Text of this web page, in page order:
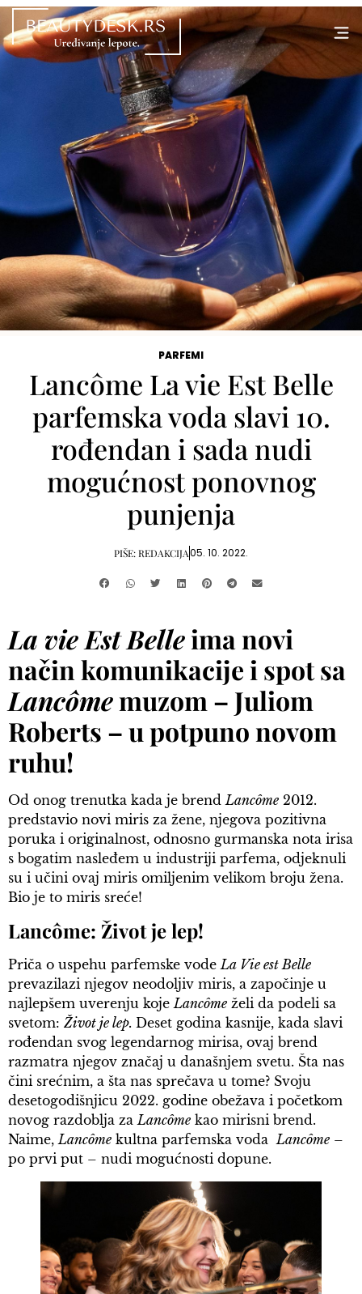
PARFEMI
Lancôme La vie Est Belle
parfemska voda slavi 10.
rođendan i sada nudi
mogućnost ponovnog
punjenja
PIŠE:REDAKCIJA05. 10. 2022.
La vie Est Belleima novi
način komunikacije i spot sa
Lancômemuzom – Juliom
Roberts – u potpuno novom
ruhu!
Od onog trenutka kada je brendLancôme 2012.
predstavio novi miris za žene, njegova pozitivna
poruka i originalnost, odnosno gurmanska nota irisa
s bogatim nasleđem u industriji parfema, odjeknuli
su i učini ovaj miris omiljenim velikom broju žena.
Bio je to miris sreće!
Lancôme: Život je lep!
Priča o uspehu parfemske vode La Vie est Belle
prevazilazi njegov neodoljiv miris, a započinje u
najlepšem uverenju koje Lancôme želi da podeli sa
svetom: Život je lep. Deset godina kasnije, kada slavi
rođendan svog legendarnog mirisa, ovaj brend
razmatra njegov značaj u današnjem svetu. Šta nas
čini srećnim, a šta nas sprečava u tome? Svoju
desetogodišnjicu 2022. godine obežava i početkom
novog razdoblja za Lancôme kao mirisni brend.
Naime, Lancôme kultna parfemska voda Lancôme –
po prvi put – nudi mogućnosti dopune.